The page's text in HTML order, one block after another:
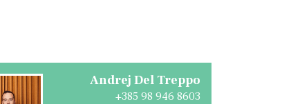
i servizi necessari e al
turistico.
Andrej Del Treppo
+385 98 946 8603